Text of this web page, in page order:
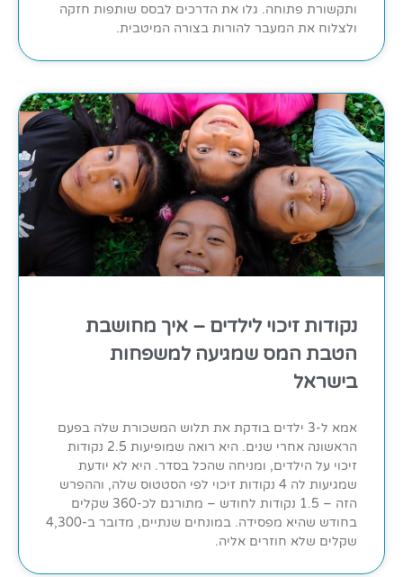
ותקשורת פתוחה. גלו את הדרכים לבסס שותפות חזקה
ולצלוח את המעבר להורות בצורה המיטבית.
נקודות זיכוי לילדים – איך מחושבת
הטבת המס שמגיעה למשפחות
בישראל
אמא ל-3 ילדים בודקת את תלוש המשכורת שלה בפעם
הראשונה אחרי שנים. היא רואה שמופיעות 2.5 נקודות
זיכוי על הילדים, ומניחה שהכל בסדר. היא לא יודעת
שמגיעות לה 4 נקודות זיכוי לפי הסטטוס שלה, וההפרש
הזה – 1.5 נקודות לחודש – מתורגם לכ-360 שקלים
בחודש שהיא מפסידה. במונחים שנתיים, מדובר ב-4,300
שקלים שלא חוזרים אליה.